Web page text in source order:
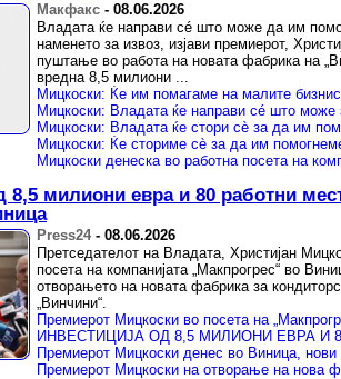
Макфакс - 08.06.2026
Владата ќе направи сé што може да им
наменето за извоз, изјави премиерот,
пуштање во работа на новата фабрика на
вредна 8,5 милиони ...
Мицкоски: Ќе им помагаме на малите
8,5 милиони евра и 80 работни
Press24- 08.06.2026
Претседателот на Владата, Христијан
посета на компанијата „Макпрогрес“ во
отворањето на новата фабрика за
„Винчини“.